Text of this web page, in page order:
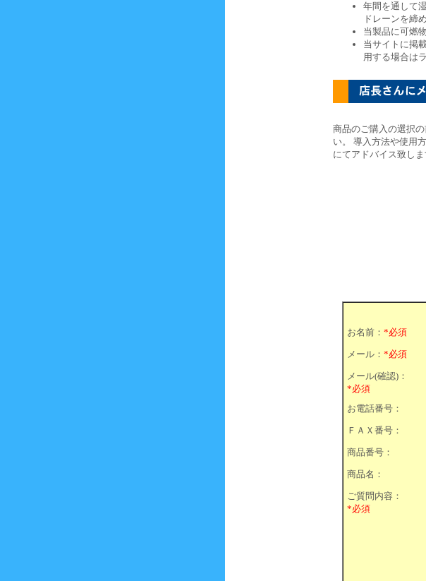
年間を通して
ドレーンを締
当製品に可燃
当サイトに掲
用する場合は
商品のご購入の選択
い。 導入方法や使用
にてアドバイス致しま
お名前： *必須
メール： *必須
メール(確認)：
*必須
お電話番号：
ＦＡＸ番号：
商品番号：
商品名：
ご質問内容：
*必須